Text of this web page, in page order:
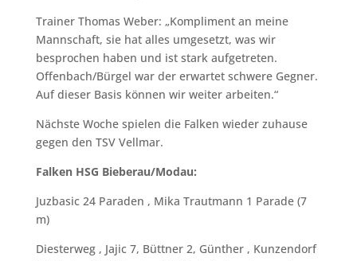
Trainer Thomas Weber: „Kompliment an meine
Mannschaft, sie hat alles umgesetzt, was wir
besprochen haben und ist stark aufgetreten.
Offenbach/Bürgel war der erwartet schwere Gegner.
Auf dieser Basis können wir weiter arbeiten.“
Nächste Woche spielen die Falken wieder zuhause
gegen den TSV Vellmar.
Falken HSG Bieberau/Modau:
Juzbasic 24 Paraden , Mika Trautmann 1 Parade (7
m)
Diesterweg , Jajic 7, Büttner 2, Günther , Kunzendorf